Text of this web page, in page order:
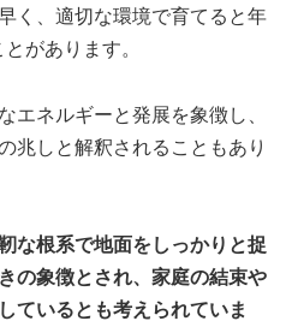
く、適切な環境で育てると年
があります。
エネルギーと発展を象徴し、
兆しと解釈されることもあり
な根系で地面をしっかりと捉
の象徴とされ、家庭の結束や
ているとも考えられていま